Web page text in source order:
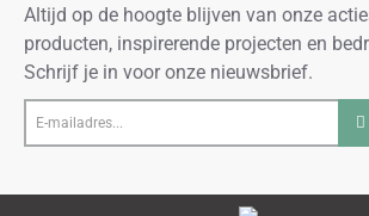
Altijd op de hoogte blijven van onze
producten, inspirerende projecten en
Schrijf je in voor onze nieuwsbrief.
mailadres...